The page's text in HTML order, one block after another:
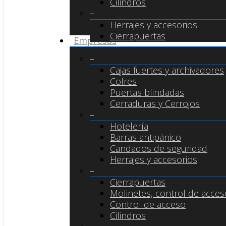
–
Herrajes y accesorios
Cierrapuertas
Empresas
–
Cajas fuertes y archivadores
Cofres
Puertas blindadas
Cerraduras y Cerrojos
–
Hotelería
Barras antipánico
Candados de seguridad
Herrajes y accesorios
–
Cierrapuertas
Molinetes, control de
Control de acceso
Cilindros